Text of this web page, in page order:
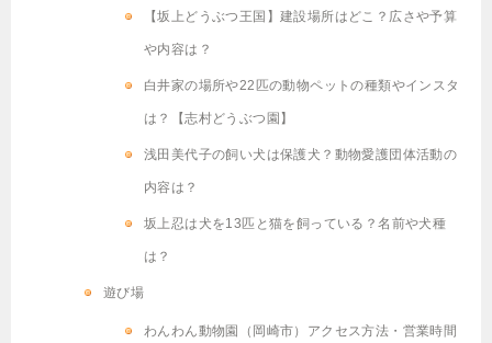
【坂上どうぶつ王国】建設場所はどこ？広さや予算
や内容は？
白井家の場所や22匹の動物ペットの種類やインスタ
は？【志村どうぶつ園】
浅田美代子の飼い犬は保護犬？動物愛護団体活動の
内容は？
坂上忍は犬を13匹と猫を飼っている？名前や犬種
は？
遊び場
わんわん動物園（岡崎市）アクセス方法・営業時間